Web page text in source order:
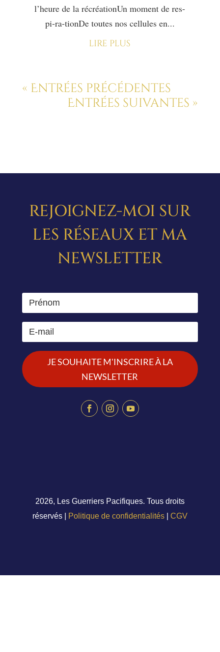
l’heure de la récréationUn moment de res-
pi-ra-tionDe toutes nos cellules en...
lire plus
« Entrées précédentes
Entrées suivantes »
REJOIGNEZ-MOI SUR
LES RÉSEAUX ET MA
NEWSLETTER
JE SOUHAITE M'INSCRIRE À LA
NEWSLETTER
2026, Les Guerriers Pacifiques. Tous droits
réservés |
Politique de confidentialités| CGV